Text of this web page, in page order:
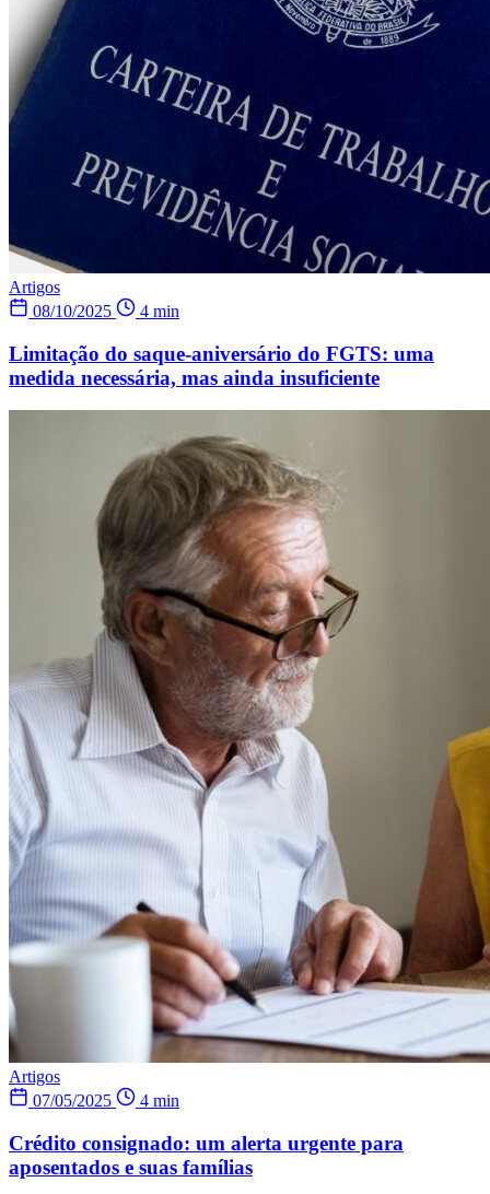
Artigos
08/10/2025
4 min
Limitação do saque-aniversário do FGTS: uma
medida necessária, mas ainda insuficiente
Artigos
07/05/2025
4 min
Crédito consignado: um alerta urgente para
aposentados e suas famílias